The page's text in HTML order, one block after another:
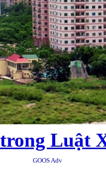
trong Luật
GOOS Adv